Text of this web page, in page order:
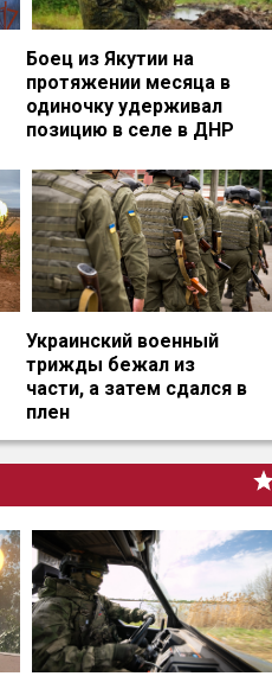
Боец из Якутии на
протяжении месяца в
одиночку удерживал
позицию в селе в ДНР
Украинский военный
трижды бежал из
части, а затем сдался в
плен